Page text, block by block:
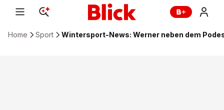
Home Sport Wintersport-News: Werner neben dem